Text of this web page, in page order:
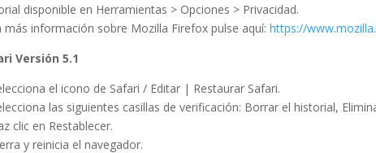
disponible en Herramientas > Opciones > Privacidad.
más información sobre Mozilla Firefox pulse aquí: https://
Versión 5.1
el icono de Safari / Editar | Restaurar Safari.
las siguientes casillas de verificación: Borrar el historial,
clic en Restablecer.
y reinicia el navegador.